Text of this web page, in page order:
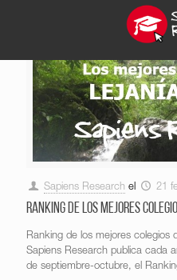
Sapiens Research el 21
Ranking de los mejores
Ranking de los mejores colegios
Sapiens Research publica cada
de septiembre-octubre, el